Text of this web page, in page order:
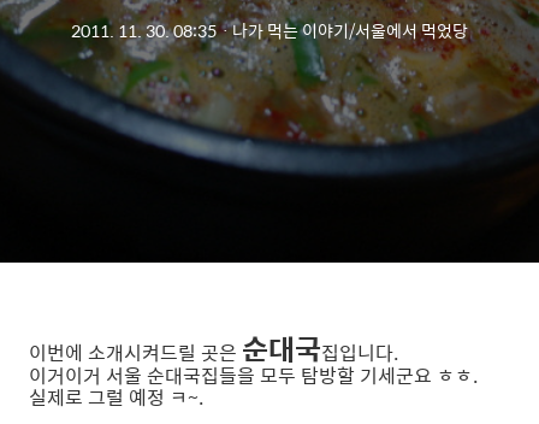
2011. 11. 30. 08:35ㆍ나가 먹는 이야기/서울에서 먹었당
이번에 소개시켜드릴 곳은 순대국집입니다.
이거이거 서울 순대국집들을 모두 탐방할 기세군요 ㅎㅎ.
실제로 그럴 예정 ㅋ~.